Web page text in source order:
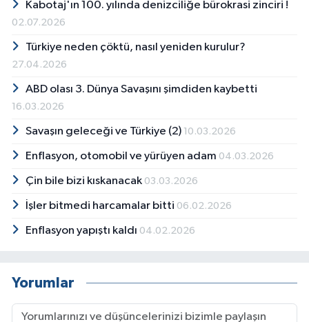
Kabotaj'ın 100. yılında denizciliğe bürokrasi zinciri !
02.07.2026
Türkiye neden çöktü, nasıl yeniden kurulur?
27.04.2026
ABD olası 3. Dünya Savaşını şimdiden kaybetti
16.03.2026
Savaşın geleceği ve Türkiye (2) 10.03.2026
Enflasyon, otomobil ve yürüyen adam 04.03.2026
Çin bile bizi kıskanacak 03.03.2026
İşler bitmedi harcamalar bitti 06.02.2026
Enflasyon yapıştı kaldı 04.02.2026
Yorumlar